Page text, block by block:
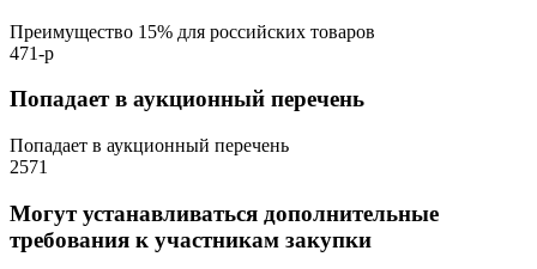
Преимущество 15% для российских товаров
471-р
Попадает в аукционный перечень
Попадает в аукционный перечень
2571
Могут устанавливаться дополнительные
требования к участникам закупки